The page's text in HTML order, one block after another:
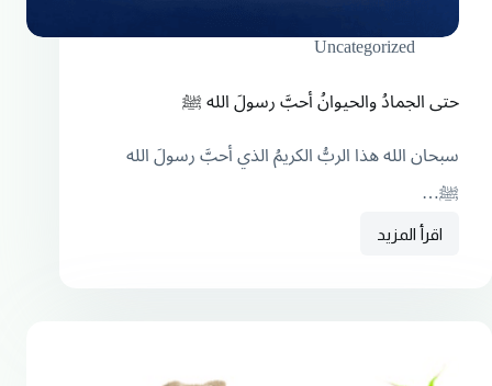
Uncategorized
حتى الجمادُ والحيوانُ أحبَّ رسولَ الله ﷺ
سبحان الله هذا الربُّ الكريمُ الذي أحبَّ رسولَ الله
ﷺ…
اقرأ المزيد